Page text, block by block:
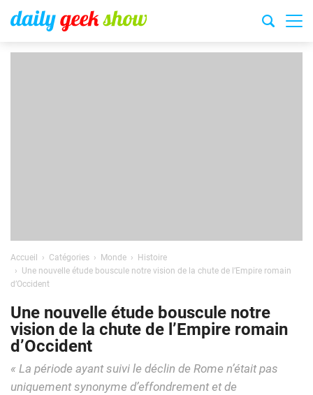
Accueil Catégories Monde
Histoire
Une nouvelle étude bouscule notre vision de la chute de l’Empire romain
d’Occident
Une nouvelle étude bouscule notre
vision de la chute de l’Empire romain
d’Occident
« La période ayant suivi le déclin de Rome n’était pas
uniquement synonyme d’effondrement et de